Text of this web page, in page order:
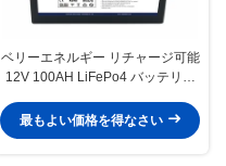
ベリーエネルギー リチャージ可能
12V 100AH LiFePo4 バッテリー
最もよい価格を得なさい